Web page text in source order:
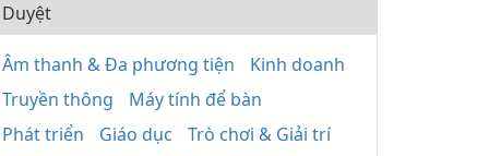
Duyệt
Âm thanh & Đa phương tiện
Kinh doanh
Truyền thông
Máy tính để bàn
Phát triển
Giáo dục
Trò chơi & Giải trí